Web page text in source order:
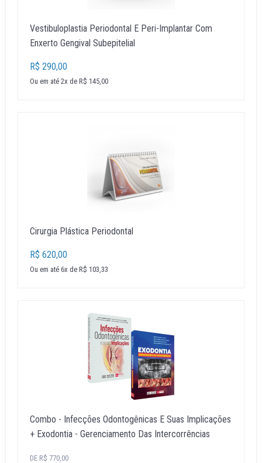
Vestibuloplastia Periodontal E Peri-Implantar Com
Enxerto Gengival Subepitelial
R$ 290,00
Ou em até 2x de R$ 145,00
Cirurgia Plástica Periodontal
R$ 620,00
Ou em até 6x de R$ 103,33
Combo - Infecções Odontogênicas E Suas Implicações
+ Exodontia - Gerenciamento Das Intercorrências
DE R$ 770,00